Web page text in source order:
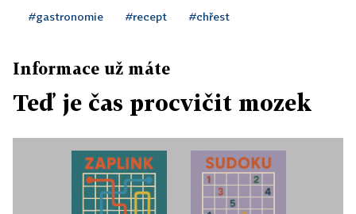
#gastronomie #recept #chřest
Informace už máte
Teď je čas procvičit mozek